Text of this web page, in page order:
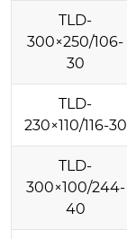
TLD-
300×250/106-
30
TLD-
230×110/116-30
TLD-
300×100/244-
40